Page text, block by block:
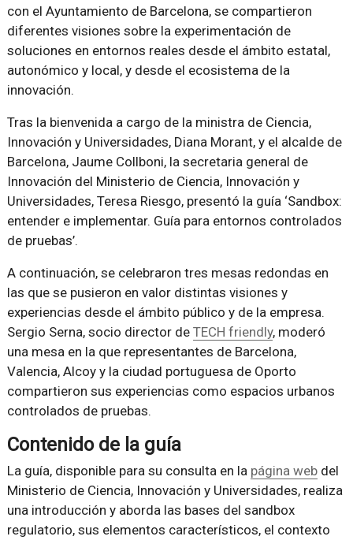
con el Ayuntamiento de Barcelona, se compartieron
diferentes visiones sobre la experimentación de
soluciones en entornos reales desde el ámbito estatal,
autonómico y local, y desde el ecosistema de la
innovación.
Tras la bienvenida a cargo de la ministra de Ciencia,
Innovación y Universidades, Diana Morant, y el alcalde de
Barcelona, Jaume Collboni, la secretaria general de
Innovación del Ministerio de Ciencia, Innovación y
Universidades, Teresa Riesgo, presentó la guía ‘Sandbox:
entender e implementar. Guía para entornos controlados
de pruebas’.
A continuación, se celebraron tres mesas redondas en
las que se pusieron en valor distintas visiones y
experiencias desde el ámbito público y de la empresa.
Sergio Serna, socio director de TECH friendly, moderó
una mesa en la que representantes de Barcelona,
Valencia, Alcoy y la ciudad portuguesa de Oporto
compartieron sus experiencias como espacios urbanos
controlados de pruebas.
Contenido de la guía
La guía, disponible para su consulta en la página webdel
Ministerio de Ciencia, Innovación y Universidades, realiza
una introducción y aborda las bases del sandbox
regulatorio, sus elementos característicos, el contexto